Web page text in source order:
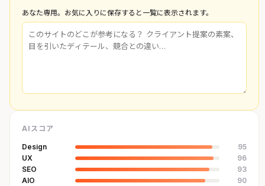
あなた専用。お気に入りに保存すると一覧に表示されます。
AIスコア
Design
95
UX
96
SEO
93
AIO
90